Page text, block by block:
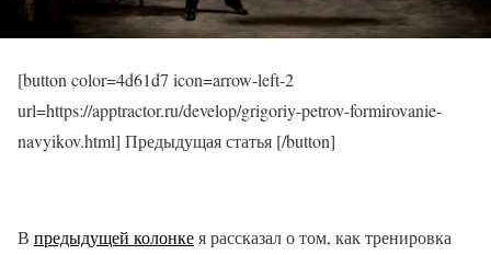
[button color=4d61d7 icon=arrow-left-2
url=https://apptractor.ru/develop/grigoriy-petrov-formirovanie-
navyikov.html] Предыдущая статья [/button]
В предыдущей колонкея рассказал о том, как тренировка